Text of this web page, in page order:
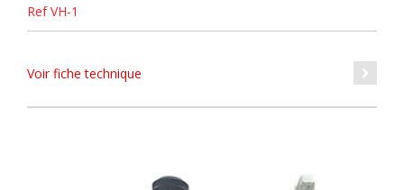
Ref VH-1
Voir fiche technique